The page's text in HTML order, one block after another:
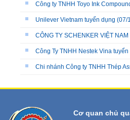
Công ty TNHH Toyo Ink
Unilever Vietnam tuyển dụng (07/
CÔNG TY SCHENKER VIỆT
Công Ty TNHH Nestek Vina
Chi nhánh Công ty TNHH Thép
Cơ quan chủ